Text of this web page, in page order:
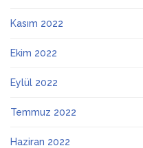
Kasım 2022
Ekim 2022
Eylül 2022
Temmuz 2022
Haziran 2022